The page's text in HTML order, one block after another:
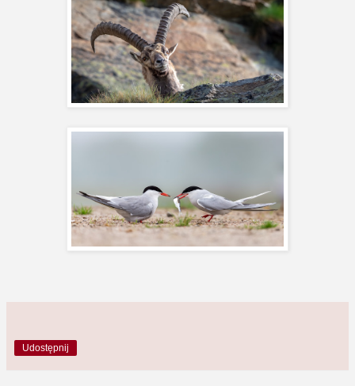
Udostępnij